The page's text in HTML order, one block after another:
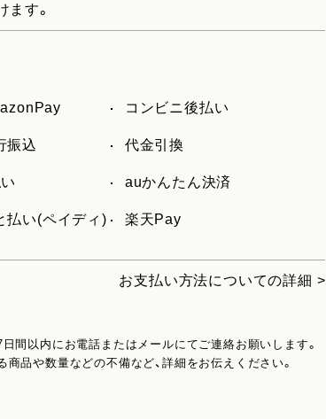
す。
コンビニ後払い
振込 代金引換
auかんたん決済
払い(ペイディ) 楽天Pay
お支払い方法についての詳細 >
間以内にお電話またはメールにてご連絡お願いします。
商品や数量などの不備など、詳細をお伝えください。